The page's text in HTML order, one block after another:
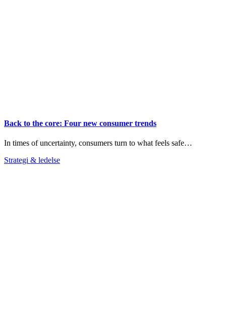
Back to the core: Four new consumer trends
In times of uncertainty, consumers turn to what feels safe…
Strategi & ledelse